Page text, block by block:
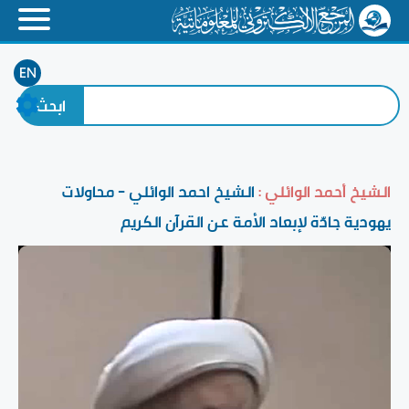
EN
الشيخ أحمد الوائلي :الشيخ احمد الوائلي - محاولات
يهودية جادّة لإبعاد الأمة عن القرآن الكريم